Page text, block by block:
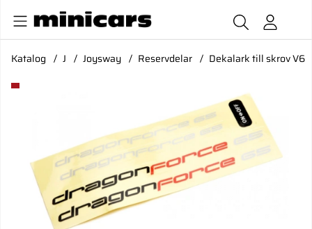
Katalog J Joysway Reservdelar Dekalark till skrov V6
Produktbilder Dekalark till skrov V6